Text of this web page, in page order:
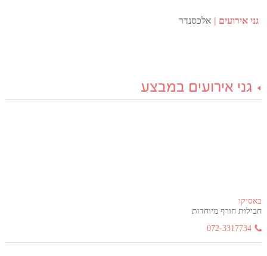
גני אירועים אלכסנדר
גני אירועים במבצע
באסיקו
חבילות חורף מיוחדות
072-3317734